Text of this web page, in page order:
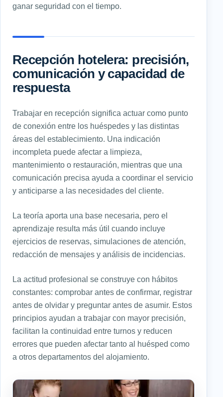
ganar seguridad con el tiempo.
Recepción hotelera: precisión,
comunicación y capacidad de
respuesta
Trabajar en recepción significa actuar como punto
de conexión entre los huéspedes y las distintas
áreas del establecimiento. Una indicación
incompleta puede afectar a limpieza,
mantenimiento o restauración, mientras que una
comunicación precisa ayuda a coordinar el servicio
y anticiparse a las necesidades del cliente.
La teoría aporta una base necesaria, pero el
aprendizaje resulta más útil cuando incluye
ejercicios de reservas, simulaciones de atención,
redacción de mensajes y análisis de incidencias.
La actitud profesional se construye con hábitos
constantes: comprobar antes de confirmar, registrar
antes de olvidar y preguntar antes de asumir. Estos
principios ayudan a trabajar con mayor precisión,
facilitan la continuidad entre turnos y reducen
errores que pueden afectar tanto al huésped como
a otros departamentos del alojamiento.